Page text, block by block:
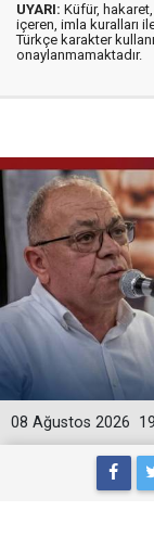
UYARI: Küfür,
içeren, imla kuralları
Türkçe karakter
onaylanmamaktadır.
08 Ağustos 2026